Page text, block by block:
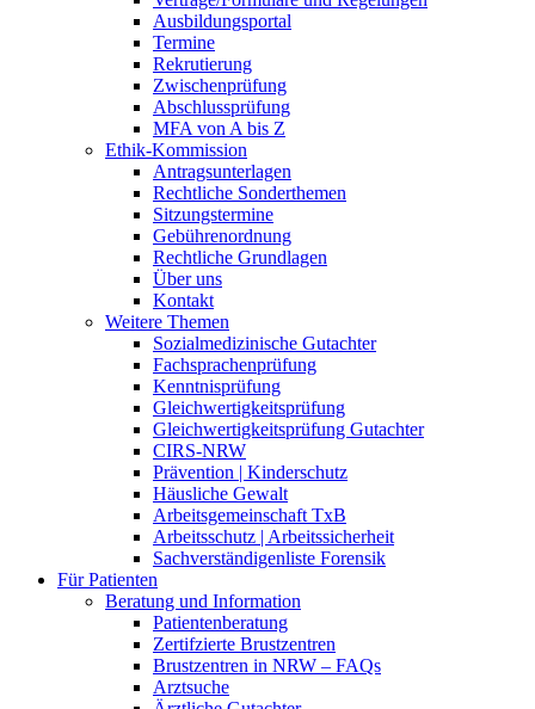
Ausbildungsportal
Termine
Rekrutierung
Zwischenprüfung
Abschlussprüfung
MFA von A bis Z
Ethik-Kommission
Antragsunterlagen
Rechtliche Sonderthemen
Sitzungstermine
Gebührenordnung
Rechtliche Grundlagen
Über uns
Kontakt
Weitere Themen
Sozialmedizinische Gutachter
Fachsprachenprüfung
Kenntnisprüfung
Gleichwertigkeitsprüfung
Gleichwertigkeitsprüfung Gutachter
CIRS-NRW
Prävention | Kinderschutz
Häusliche Gewalt
Arbeitsgemeinschaft TxB
Arbeitsschutz | Arbeitssicherheit
Sachverständigenliste Forensik
Für Patienten
Beratung und Information
Patientenberatung
Zertifzierte Brustzentren
Brustzentren in NRW – FAQs
Arztsuche